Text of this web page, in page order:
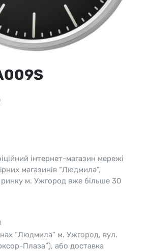
інтернет-магазин мережі
магазинів “Людмила”,
м. Ужгород вже більше 30
“Людмила” м. Ужгород, вул.
Плаза”), або доставка